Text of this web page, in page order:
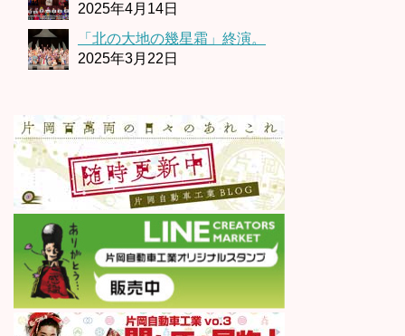
2025年4月14日
「北の大地の幾星霜」終演。
2025年3月22日